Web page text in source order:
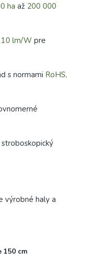
ha až 200 000
lm/W pre
s normami RoHS,
stroboskopický
výrobné haly a
150 cm